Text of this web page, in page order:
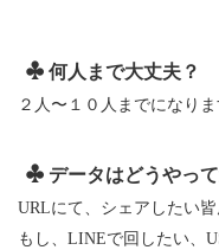
何人まで大丈夫？
２人〜１０人までになりま
データはどうやっ
URLにて、シェアしたい
もし、LINEで回したい、